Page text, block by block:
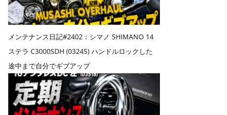
メンテナンス日記#2402：シマノ SHIMANO 14
ステラ C3000SDH (03245) ハンドルロックした
途中まで自分でギブアップ